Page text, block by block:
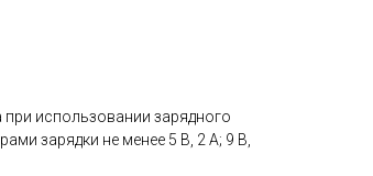
использовании зарядного
зарядки не менее 5 В, 2 А; 9 B,